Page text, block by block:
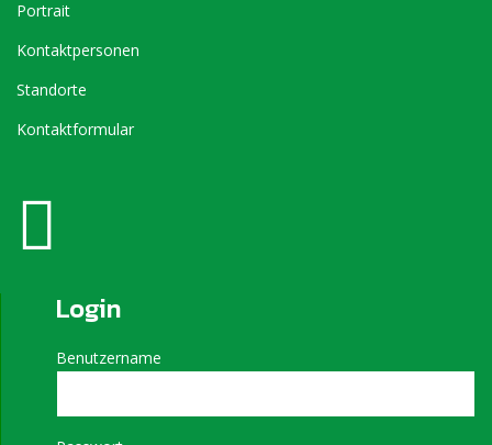
Portrait
Kontaktpersonen
Standorte
Kontaktformular
Login
Benutzername